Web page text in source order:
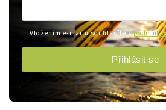
Vložením e-mailu souhlasíte s
Přihlásit se